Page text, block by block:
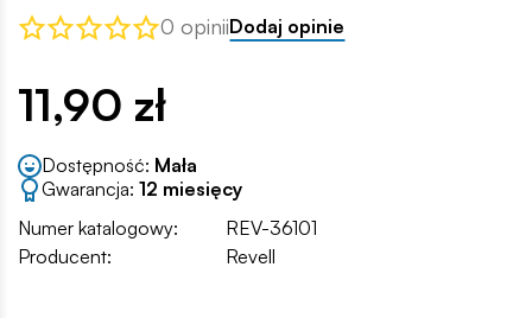
0 opiniiDodaj opinie
11,90 zł
Dostępność: Mała
Gwarancja: 12 miesięcy
Numer katalogowy:
REV-36101
Producent:
Revell